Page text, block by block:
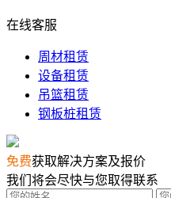
在线客服
周材租赁
设备租赁
吊篮租赁
钢板桩租赁
免费获取解决方案及报价
我们将会尽快与您取得联系